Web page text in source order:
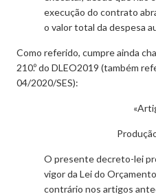
execução do contrato
o valor total da despesa
Como referido, cumpre ainda
210.º do DLEO2019 (também
04/2020/SES):
O presente decreto-lei
vigor da Lei do
contrário nos artigos